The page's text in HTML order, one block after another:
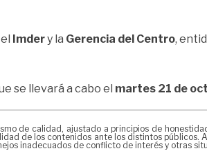
Imdery la Gerencia del Centro,
se llevará a cabo el martes 21 de
de calidad, ajustado a principios de
de los contenidos ante los distintos públicos.
inadecuados de conflicto de interés y otras